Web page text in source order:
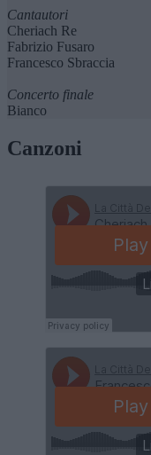
Cantautori
Cheriach Re
Fabrizio Fusaro
Francesco Sbraccia
Concerto finale
Bianco
Canzoni